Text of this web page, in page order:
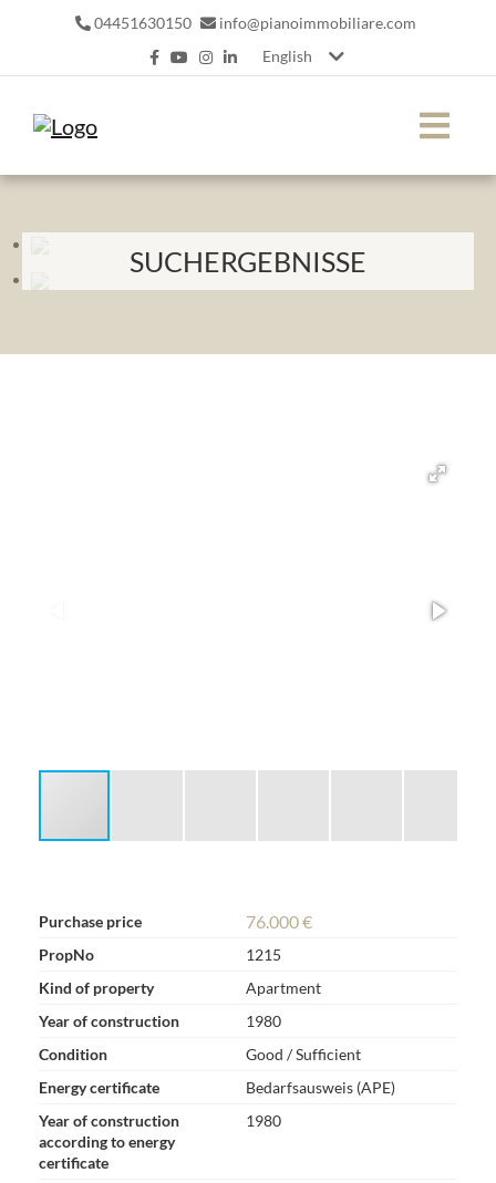
04451630150
info@pianoimmobiliare.com
English
SUCHERGEBNISSE
Purchase price 76.000 €
PropNo
1215
Kind of property
Apartment
Year of construction
1980
Condition
Good / Sufficient
Energy certificate
Bedarfsausweis (APE)
Year of construction
according to energy
certificate
1980